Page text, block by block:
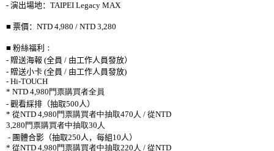
- 演出場地： TAIPEI Legacy MAX
■ 票價： NTD 4,980 / NTD 3,280
■ 粉絲福利 ：
- 贈送海報 (全員 / 由工作人員發放）
- 贈送小卡 (全員 / 由工作人員發放)
- Hi-TOUCH
* NTD 4,980 門票購買者全員
- 觀看綵排（抽取500人）
* 從NTD 4,980 門票購買者中抽取470 人 / 從NTD
3,280 門票購買者中抽取30 人
- 團體合影（抽取250人，每組 10人）
* 從NTD 4,980 門票購買者中抽取220 人 / 從NTD